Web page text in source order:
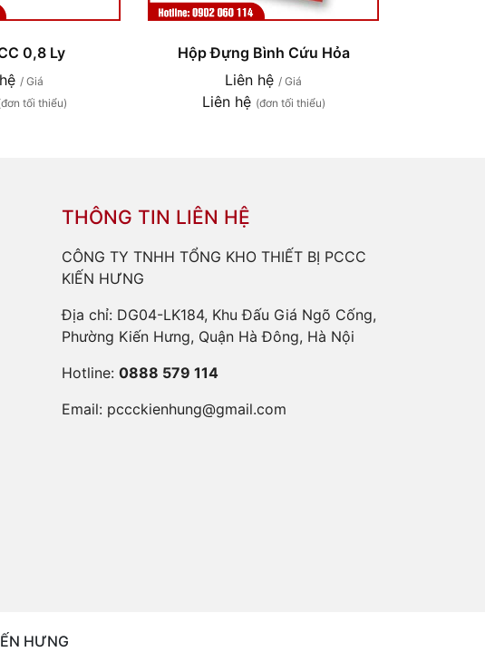
0,8 Ly
/ Giá
tối thiểu)
Hộp Đựng Bình Cứu Hỏa
Liên hệ / Giá
Liên hệ (đơn tối thiểu)
THÔNG TIN LIÊN HỆ
CÔNG TY TNHH TỔNG KHO THIẾT BỊ PCCC
KIẾN HƯNG
Địa chỉ: DG04-LK184, Khu Đấu Giá Ngõ Cống,
Phường Kiến Hưng, Quận Hà Đông, Hà Nội
Hotline: 0888 579 114
Email: pccckienhung@gmail.com
HƯNG